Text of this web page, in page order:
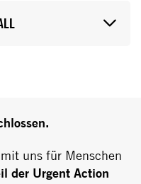
uns für Menschen
der Urgent Action